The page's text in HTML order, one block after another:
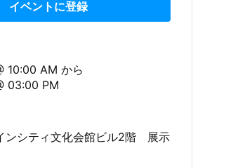
イベントに登録
10:00 AM から
03:00 PM
ンシティ文化会館ビル2階 展示